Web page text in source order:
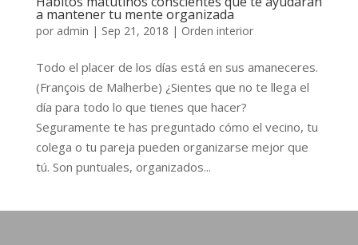
a mantener tu mente organizada
por admin | Sep 21, 2018 | Orden interior
Todo el placer de los días está en sus amaneceres.
(François de Malherbe) ¿Sientes que no te llega el
día para todo lo que tienes que hacer?
Seguramente te has preguntado cómo el vecino, tu
colega o tu pareja pueden organizarse mejor que
tú. Son puntuales, organizados...